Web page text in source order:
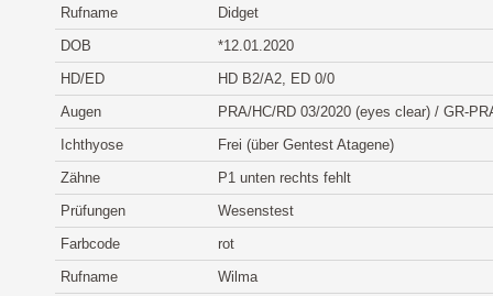
Rufname
Didget
DOB
*12.01.2020
HD/ED
HD B2/A2, ED 0/0
Augen
PRA/HC/RD 03/2020 (eyes clear) / GR-
Ichthyose
Frei (über Gentest Atagene)
Zähne
P1 unten rechts fehlt
Prüfungen
Wesenstest
Farbcode
rot
Rufname
Wilma